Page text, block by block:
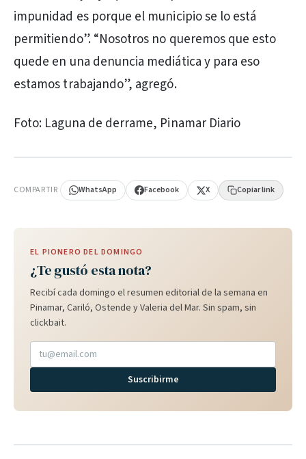
impunidad es porque el municipio se lo está
permitiendo”. “Nosotros no queremos que esto
quede en una denuncia mediática y para eso
estamos trabajando”, agregó.
Foto: Laguna de derrame, Pinamar Diario
COMPARTIR WhatsApp Facebook X Copiar link
EL PIONERO DEL DOMINGO
¿Te gustó esta nota?
Recibí cada domingo el resumen editorial de la semana en
Pinamar, Cariló, Ostende y Valeria del Mar. Sin spam, sin
clickbait.
Suscribirme